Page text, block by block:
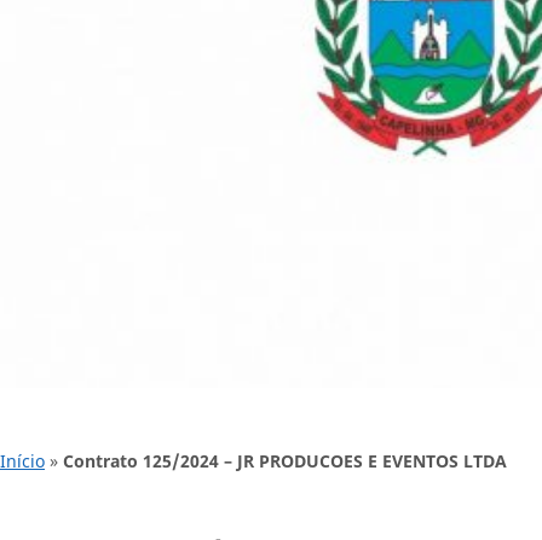
Início » Contrato 125/2024 – JR PRODUCOES E EVENTOS LTDA